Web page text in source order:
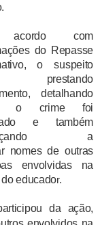
com
do Repasse
o suspeito
prestando
detalhando
o crime foi
e também
a
nomes de outras
envolvidas na
do educador.
da ação,